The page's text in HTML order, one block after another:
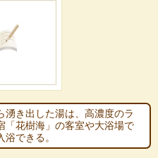
湧き出した湯は、高濃度のラ
「花樹海」の客室や大浴場で
できる。